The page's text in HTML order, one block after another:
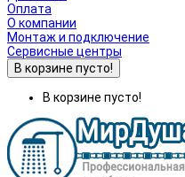
Оплата
О компании
Монтаж и подключение
Сервисные центры
В корзине пусто!
В корзине пусто!